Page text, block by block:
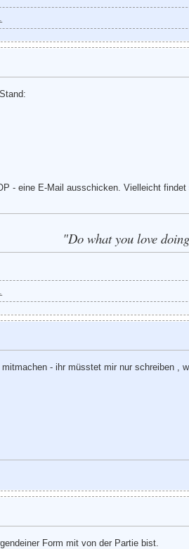
- eine E-Mail ausschicken. Vielleicht
"Do what you love
- ihr müsstet mir nur schreiben ,
Form mit von der Partie bist.